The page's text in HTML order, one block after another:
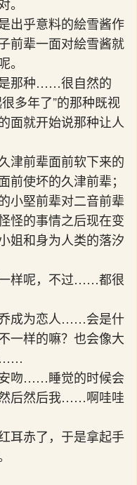
出乎意料的絵雪酱作
前辈一面对絵雪酱就
。
那种……很自然的
多年了”的那种既视
面就开始说那种让人
津前辈面前软下来的
使坏的久津前辈；
小堅前辈对二音前辈
的事情之后现在变
姐和身为人类的落汐
样呢，不过……都很
成为恋人……会是什
样的嘛？也会像大
……
吻……睡觉的时候会
后然后我……啊哇哇
耳赤了，于是拿起手